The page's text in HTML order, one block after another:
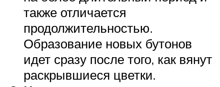
также отличается
продолжительностью.
Образование новых бутонов
идет сразу после того, как вянут
раскрывшиеся цветки.